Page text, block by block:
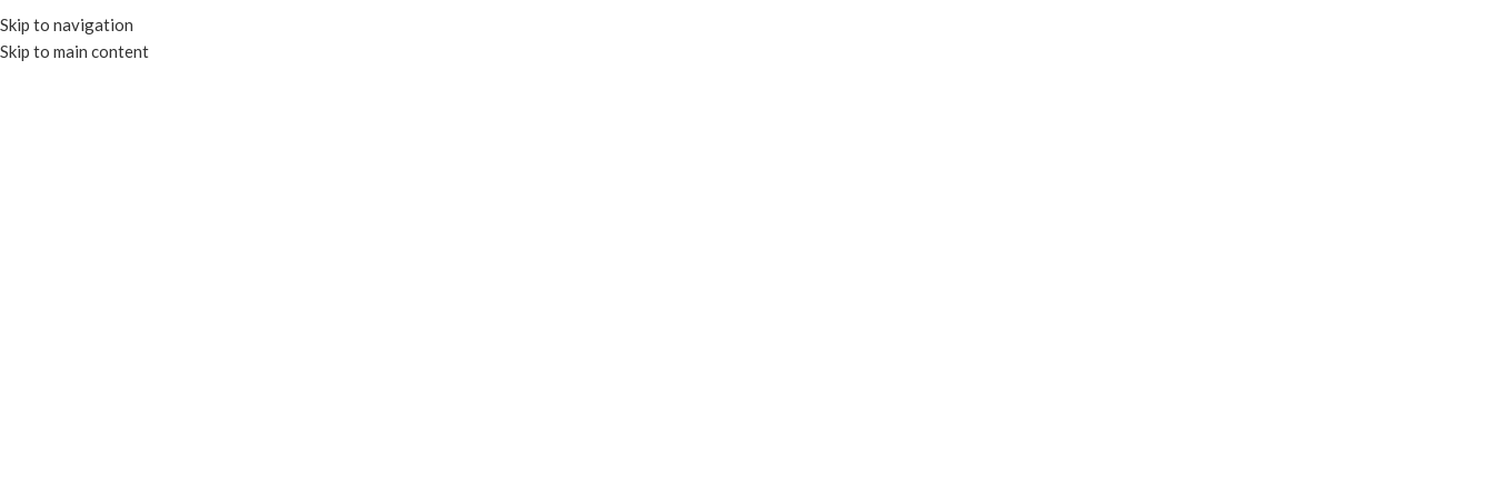
Skip to navigation
Skip to main content